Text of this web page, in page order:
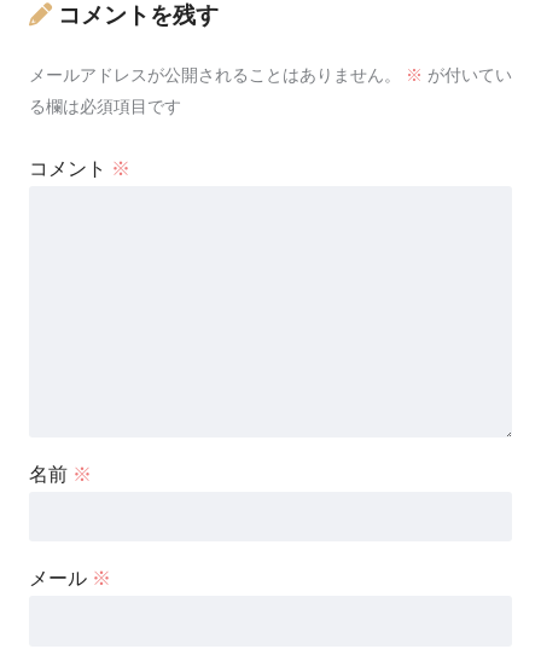
コメントを残す
メールアドレスが公開されることはありません。 ※ が付いてい
る欄は必須項目です
コメント ※
名前 ※
メール ※